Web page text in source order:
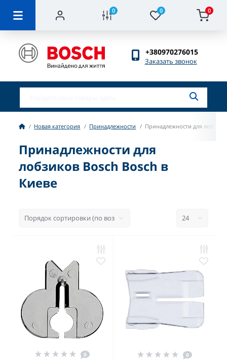
0 0 0
+380970276015
Заказать звонок
Новая категория Принадлежности Принадлежности для
Принадлежности для
лобзиков Bosch Bosch в
Киеве
0 0